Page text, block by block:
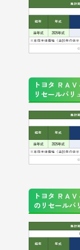
集計
経年
年式
当年式 2026年式
※車両本体価格（当該年の後半
©
トヨタ ＲＡ
リセールバリ
集計
経年
年式
当年式 2026年式
※車両本体価格（当該年の後半
©
トヨタ ＲＡ
のリセールバ
集計
経年
年式